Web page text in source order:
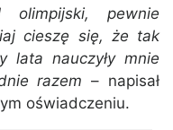
olimpijski, pewnie
cieszę się, że tak
lata nauczyły mnie
razem – napisał
oświadczeniu.